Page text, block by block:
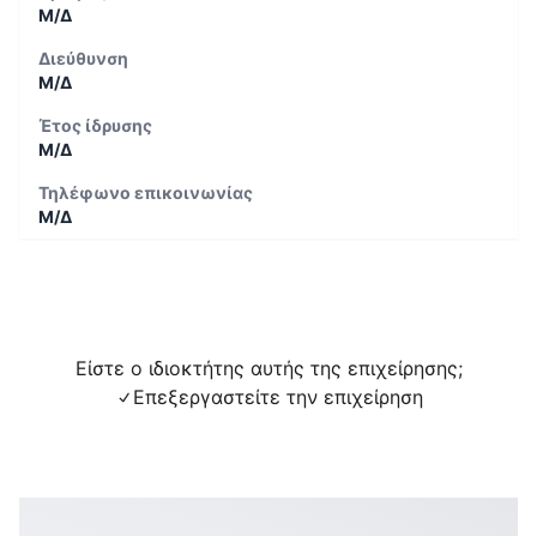
Μ/Δ
Διεύθυνση
Μ/Δ
Έτος ίδρυσης
Μ/Δ
Τηλέφωνο επικοινωνίας
Μ/Δ
Είστε ο ιδιοκτήτης αυτής της επιχείρησης;
Επεξεργαστείτε την επιχείρηση